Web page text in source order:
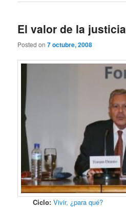
El valor de la justicia
Posted on7 octubre, 2008
Ciclo: Vivir, ¿para qué?